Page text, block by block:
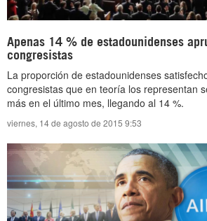
Apenas 14 % de estadounidenses
congresistas
La proporción de estadounidenses
congresistas que en teoría los representan
más en el último mes, llegando al 14 %.
viernes, 14 de agosto de 2015 9:53